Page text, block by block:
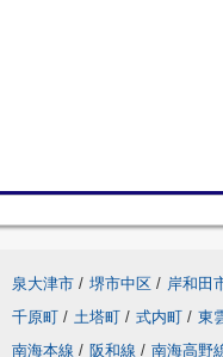
泉大津市 / 堺市中区 / 岸和田
千原町 / 土塔町 / 式内町 / 東
南海本線 / 阪和線 / 南海高野